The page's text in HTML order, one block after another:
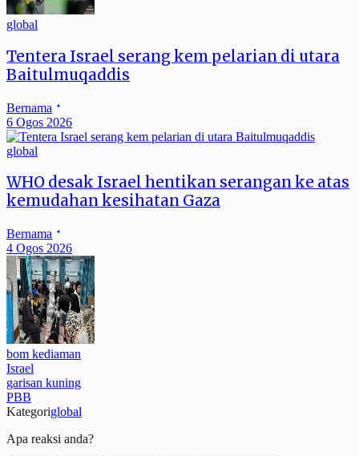
global
Tentera Israel serang kem pelarian di utara
Baitulmuqaddis
Bernama
6 Ogos 2026
global
WHO desak Israel hentikan serangan ke atas
kemudahan kesihatan Gaza
Bernama
4 Ogos 2026
bom kediaman
Israel
garisan kuning
PBB
Kategoriglobal
Apa reaksi anda?